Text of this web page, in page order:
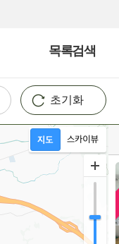
목록검색
초기화